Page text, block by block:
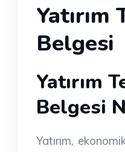
Yatırım
Belgesi
Yatırım
Belgesi
Yatırım,